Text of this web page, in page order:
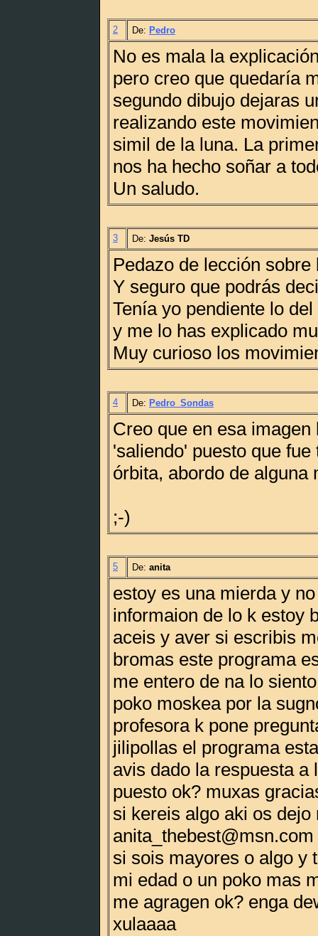
2 De: Pedro
No es mala la
pero creo que quedaría
segundo dibujo dejaras
realizando este
simil de la luna. La
nos ha hecho soñar a
Un saludo.
3 De: Jesús TD
Pedazo de lección
Y seguro que podrás
Tenía yo pendiente lo
y me lo has explicado
Muy curioso los
4 De: Pedro_Sondas
Creo que en esa
'saliendo' puesto que
órbita, abordo de alguna
;-)
5 De: anita
estoy es una mierda y
informaion de lo k estoy
aceis y aver si escribis
bromas este programa
me entero de na lo
poko moskea por la
profesora k pone
jilipollas el programa
avis dado la respuesta a
puesto ok? muxas
si kereis algo aki os
si sois mayores o algo y
mi edad o un poko mas
me agragen ok? enga
xulaaaa